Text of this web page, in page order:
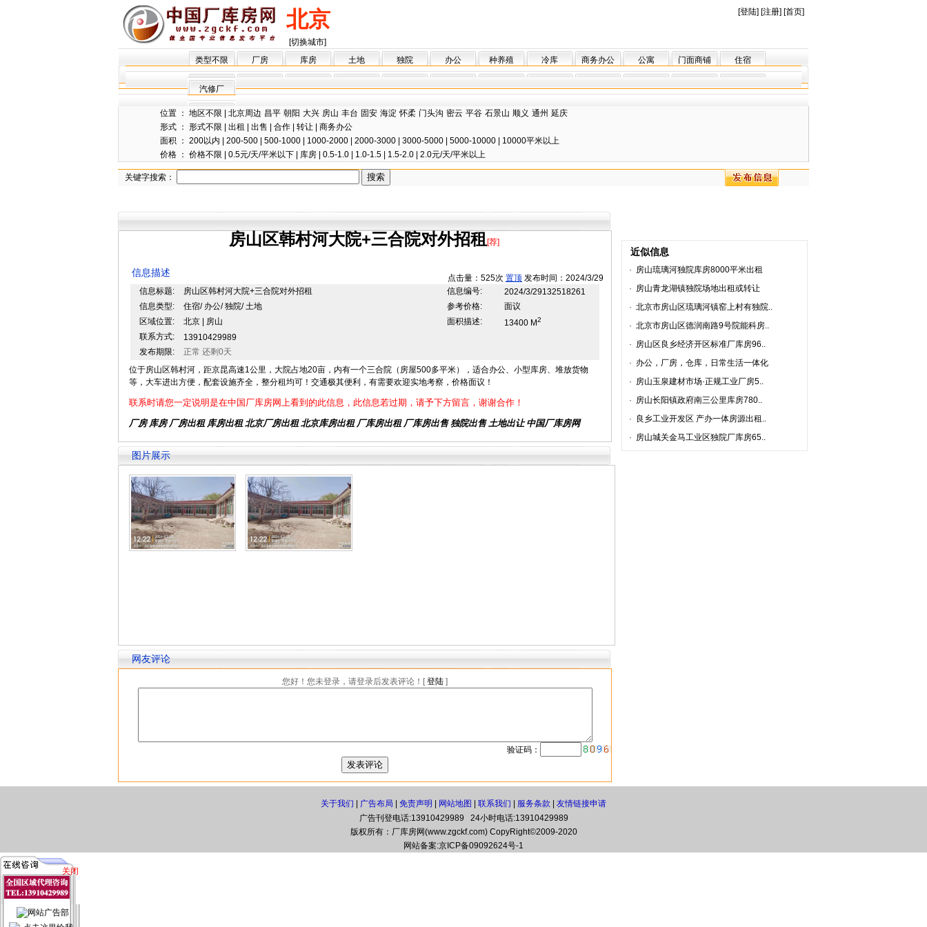
北京
[切换城市]
[登陆] [注册] [首页]
类型不限 厂房 库房 土地 独院 办公 种养殖 冷库 商务办公 公寓 门面商铺 住宿
汽修厂
位置 ： 地区不限 北京周边 昌平 朝阳 大兴 房山 丰台 固安 海淀 怀柔 门头沟 密云 平谷 石景山 顺义 通州 延庆
形式 ： 形式不限 出租 出售 合作 转让
商务办公
面积 ： 200以内 200-500 500-1000 1000-2000 2000-3000 3000-5000 5000-10000
10000平米以上
价格 ： 价格不限 0.5元/天/平米以下 库房 0.5-1.0 1.0-1.5 1.5-2.0 2.0元/天/平米以上
关键字搜索：
房山区韩村河大院+三合院对外招租 [荐]
点击量：525次 置顶 发布时间：2024/3/29
信息描述
信息标题: 房山区韩村河大院+三合院对外招租 信息编号:
2024/3/29132518261
信息类型:
住宿/ 办公/ 独院/ 土地 参考价格:
面议
区域位置:
北京 | 房山 面积描述: 13400 M2
联系方式:
13910429989
发布期限:
正常 还剩0天
位于房山区韩村河，距京昆高速1公里，大院占地20亩，内有一个三合院（房屋500多平米），适合办公、小型库房、堆放货物
等，大车进出方便，配套设施齐全，整分租均可！交通极其便利，有需要欢迎实地考察，价格面议！
联系时请您一定说明是在中国厂库房网上看到的此信息，此信息若过期，请予下方留言，谢谢合作！
厂房 库房 厂房出租 库房出租 北京厂房出租 北京库房出租 厂库房出租 厂库房出售 独院出售 土地出让 中国厂库房网
图片展示
网友评论
您好！您未登录，请登录后发表评论！[登陆 ]
验证码：
近似信息
· 房山琉璃河独院库房8000平米出租
· 房山青龙湖镇独院场地出租或转让
· 北京市房山区琉璃河镇窑上村有独院..
· 北京市房山区德润南路9号院能科房..
· 房山区良乡经济开区标准厂库房96..
· 办公，厂房，仓库，日常生活一体化
· 房山玉泉建材市场·正规工业厂房5..
· 房山长阳镇政府南三公里库房780..
·
良乡工业开发区 产办一体房源出租..
· 房山城关金马工业区独院厂库房65..
关于我们 广告布局 免责声明 网站地图 联系我们 服务条款
友情链接申请
广告刊登电话:13910429989 24小时电话:13910429989
版权所有：厂库房网(www.zgckf.com) CopyRight©2009-2020
网站备案:京ICP备09092624号-1
关闭